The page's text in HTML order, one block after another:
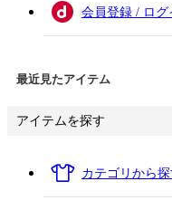
会員登録 / ログ
最近見たアイテム
アイテムを探す
カテゴリから探